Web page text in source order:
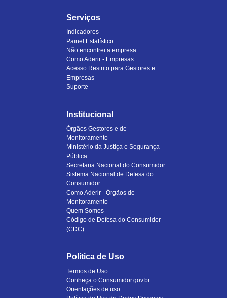
Serviços
Indicadores
Painel Estatístico
Não encontrei a empresa
Como Aderir - Empresas
Acesso Restrito para Gestores e
Empresas
Suporte
Institucional
Órgãos Gestores e de
Monitoramento
Ministério da Justiça e Segurança
Pública
Secretaria Nacional do Consumidor
Sistema Nacional de Defesa do
Consumidor
Como Aderir - Órgãos de
Monitoramento
Quem Somos
Código de Defesa do Consumidor
(CDC)
Política de Uso
Termos de Uso
Conheça o Consumidor.gov.br
Orientações de uso